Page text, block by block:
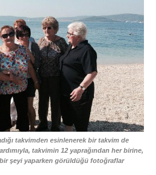
takvimden esinlenerek bir takvim de
takvimin 12 yaprağından her birine,
şeyi yaparken görüldüğü fotoğraflar